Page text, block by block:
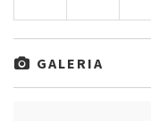
GALERIA